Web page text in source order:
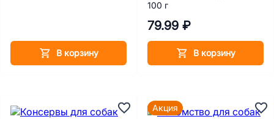
В корзину
100 г
79.99 ₽
В корзину
Акция